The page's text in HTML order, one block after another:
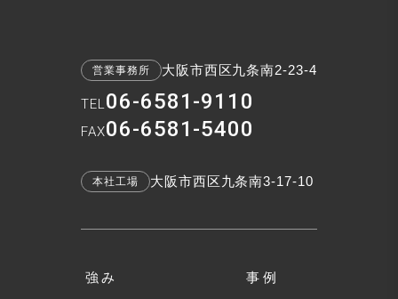
営業事務所 大阪市西区九条南2-23-4
TEL06-6581-9110
FAX06-6581-5400
本社工場 大阪市西区九条南3-17-10
強み 事例